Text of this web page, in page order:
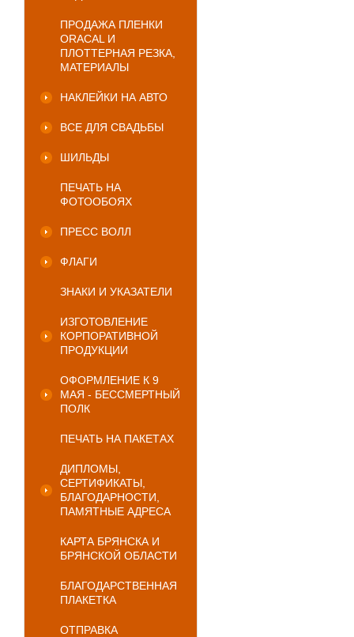
ПРОДАЖА ПЛЕНКИ
ORACAL И
ПЛОТТЕРНАЯ РЕЗКА,
МАТЕРИАЛЫ
НАКЛЕЙКИ НА АВТО
ВСЕ ДЛЯ СВАДЬБЫ
ШИЛЬДЫ
ПЕЧАТЬ НА
ФОТООБОЯХ
ПРЕСС ВОЛЛ
ФЛАГИ
ЗНАКИ И УКАЗАТЕЛИ
ИЗГОТОВЛЕНИЕ
КОРПОРАТИВНОЙ
ПРОДУКЦИИ
ОФОРМЛЕНИЕ К 9
МАЯ - БЕССМЕРТНЫЙ
ПОЛК
ПЕЧАТЬ НА ПАКЕТАХ
ДИПЛОМЫ,
СЕРТИФИКАТЫ,
БЛАГОДАРНОСТИ,
ПАМЯТНЫЕ АДРЕСА
КАРТА БРЯНСКА И
БРЯНСКОЙ ОБЛАСТИ
БЛАГОДАРСТВЕННАЯ
ПЛАКЕТКА
ОТПРАВКА